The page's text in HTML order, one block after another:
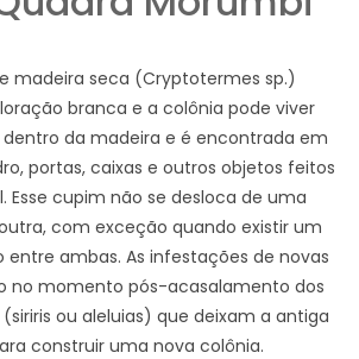
madeira seca (Cryptotermes sp.)
branca e a colônia pode viver
dentro da madeira e é encontrada em
portas, caixas e outros objetos feitos
Esse cupim não se desloca de uma
com exceção quando existir um
ambas. As infestações de novas
no momento pós-acasalamento dos
ou aleluias) que deixam a antiga
construir uma nova colônia.